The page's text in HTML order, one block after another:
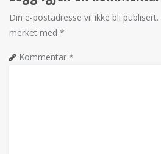
Din e-postadresse vil ikke bli publisert.
merket med *
Kommentar *